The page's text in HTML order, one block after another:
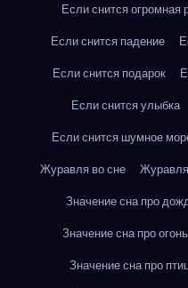
Если снится огромная
Если снится падение
Если снится подарок
Если снится улыбка
Если снится шумное
Журавля во сне
Значение сна про
Значение сна про огонь
Значение сна про